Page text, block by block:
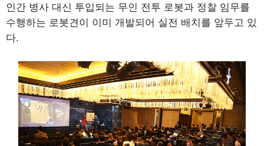
인간 병사 대신 투입되는 무인 전투 로봇과 정찰 임무를
수행하는 로봇견이 이미 개발되어 실전 배치를 앞두고 있
다.